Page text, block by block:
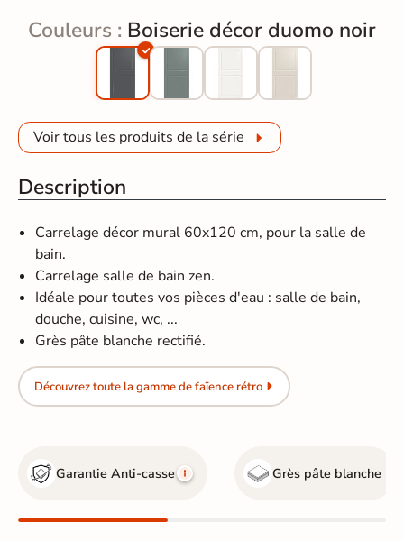
Couleurs : Boiserie décor duomo noir
Voir tous les produits de la série
Description
Carrelage décor mural 60x120 cm, pour la salle de
bain.
Carrelage salle de bain zen.
Idéale pour toutes vos pièces d'eau : salle de bain,
douche, cuisine, wc, ...
Grès pâte blanche rectifié.
Découvrez toute la gamme de faïence rétro
Garantie Anti-casse Grès pâte blanche